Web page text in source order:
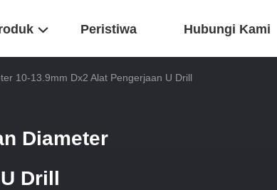
Peristiwa Hubungi Kami
10-13.9mm Dx2 Alat Pengerjaan U Drill
Diameter
Drill